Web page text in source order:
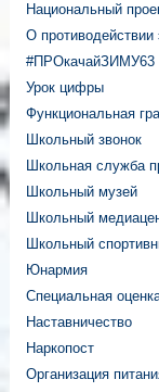
Национальный
О противодействии
#ПРОкачайЗИМУ63
Урок цифры
Функциональная
Школьный звонок
Школьная служба
Школьный музей
Школьный
Школьный
Юнармия
Специальная
Наставничество
Наркопост
Организация